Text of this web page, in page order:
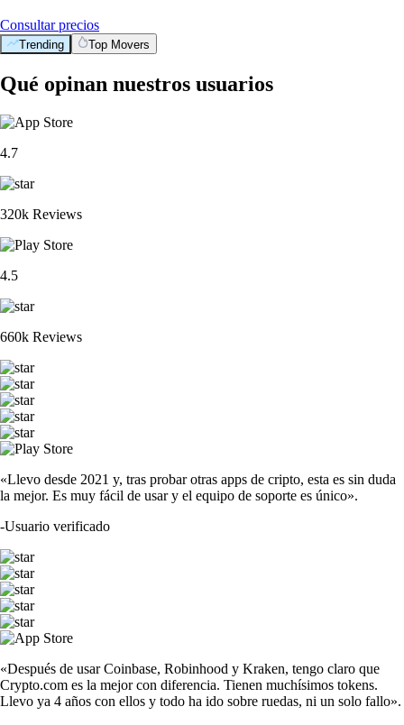
Consultar precios
Trending Top Movers
Qué opinan nuestros usuarios
4.7
320k Reviews
4.5
660k Reviews
«Llevo desde 2021 y, tras probar otras apps de cripto, esta es sin duda
la mejor. Es muy fácil de usar y el equipo de soporte es único».
-Usuario verificado
«Después de usar Coinbase, Robinhood y Kraken, tengo claro que
Crypto.com es la mejor con diferencia. Tienen muchísimos tokens.
Llevo ya 4 años con ellos y todo ha ido sobre ruedas, ni un solo fallo».